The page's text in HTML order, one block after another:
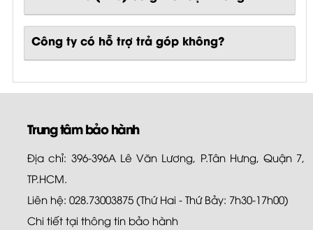
Công ty có hỗ trợ trả góp không?
Trung tâm bảo hành
Địa chỉ: 396-396A Lê Văn Lương, P.Tân Hưng, Quận 7,
TP.HCM.
Liên hệ: 028.73003875 (Thứ Hai - Thứ Bảy: 7h30-17h00)
Chi tiết tại thông tin bảo hành